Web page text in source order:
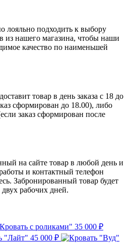
лояльно подходить к выбору
из нашего магазина, чтобы наши
качество по наименьшей
товар в день заказа с 18 до
сформирован до 18.00), либо
заказ сформирован после
на сайте товар в любой день и
и контактный телефон
Забронированный товар будет
рабочих дней.
с роликами" 35 000 ₽
"Лайт" 45 000 ₽